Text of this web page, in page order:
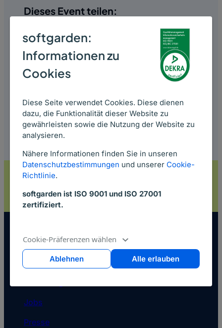
softgarden:
Informationen zu
Cookies
Diese Seite verwendet Cookies. Diese dienen
dazu, die Funktionalität dieser Website zu
gewährleisten sowie die Nutzung der Website zu
analysieren.
Nähere Informationen finden Sie in unseren
Datenschutzbestimmungen und unserer Cookie-
Richtlinie.
softgarden ist ISO 9001 und ISO 27001
zertifiziert.
Cookie-Präferenzen wählen
Ablehnen Alle erlauben
Dieses Event teilen:
Sichere dir dein Gratis-Ticket für die ZP Europe
Jetzt Ticket sichern ->
Über Uns
Jobs
Presse